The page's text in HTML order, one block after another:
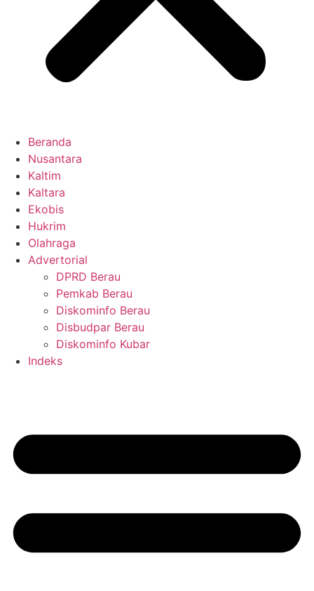
Beranda
Nusantara
Kaltim
Kaltara
Ekobis
Hukrim
Olahraga
Advertorial
DPRD Berau
Pemkab Berau
Diskominfo Berau
Disbudpar Berau
Diskominfo Kubar
Indeks